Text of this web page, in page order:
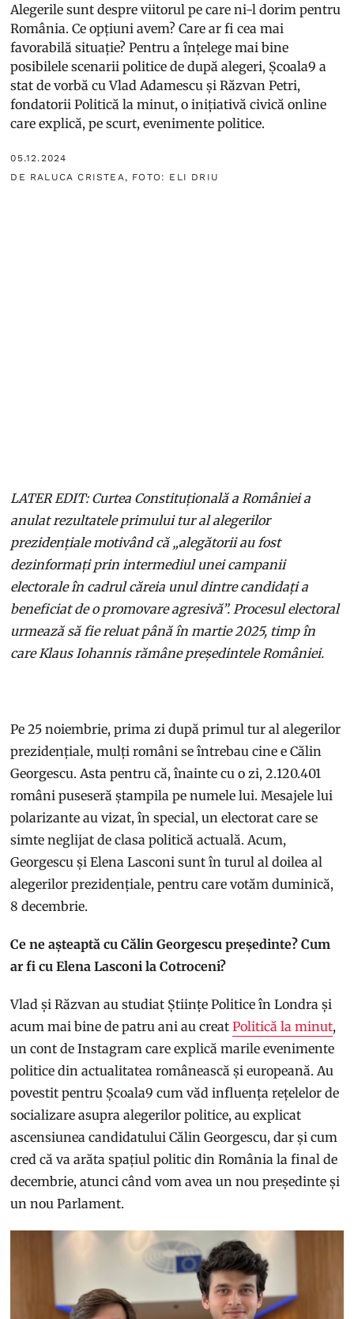
Alegerile sunt despre viitorul pe care ni-l dorim pentru
România. Ce opțiuni avem? Care ar fi cea mai
favorabilă situație? Pentru a înțelege mai bine
posibilele scenarii politice de după alegeri, Școala9 a
stat de vorbă cu Vlad Adamescu și Răzvan Petri,
fondatorii Politică la minut, o inițiativă civică online
care explică, pe scurt, evenimente politice.
05.12.2024
DE RALUCA CRISTEA, FOTO: ELI DRIU
LATER EDIT: Curtea Constituțională a României a
anulat rezultatele primului tur al alegerilor
prezidențiale motivând că „alegătorii au fost
dezinformați prin intermediul unei campanii
electorale în cadrul căreia unul dintre candidați a
beneficiat de o promovare agresivă”. Procesul electoral
urmează să fie reluat până în martie 2025, timp în
care Klaus Iohannis rămâne președintele României.
Pe 25 noiembrie, prima zi după primul tur al alegerilor
prezidențiale, mulți români se întrebau cine e Călin
Georgescu. Asta pentru că, înainte cu o zi, 2.120.401
români puseseră ștampila pe numele lui. Mesajele lui
polarizante au vizat, în special, un electorat care se
simte neglijat de clasa politică actuală. Acum,
Georgescu și Elena Lasconi sunt în turul al doilea al
alegerilor prezidențiale, pentru care votăm duminică,
8 decembrie.
Ce ne așteaptă cu Călin Georgescu președinte? Cum
ar fi cu Elena Lasconi la Cotroceni?
Vlad și Răzvan au studiat Științe Politice în Londra și
acum mai bine de patru ani au creatPolitică la minut,
un cont de Instagram care explică marile evenimente
politice din actualitatea românească și europeană. Au
povestit pentru Școala9 cum văd influența rețelelor de
socializare asupra alegerilor politice, au explicat
ascensiunea candidatului Călin Georgescu, dar și cum
cred că va arăta spațiul politic din România la final de
decembrie, atunci când vom avea un nou președinte și
un nou Parlament.